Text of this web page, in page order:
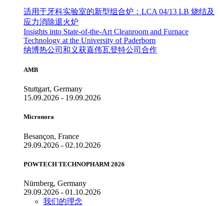
适用于牙科实验室的新型组合炉：LCA 04/13 LB 烧结及
应力消除退火炉
Insights into State-of-the-Art Cleanroom and Furnace
Technology at the University of Paderborn
纳博热公司和义获嘉伟瓦登特公司合作
AMB
Stuttgart, Germany
15.09.2026 - 19.09.2026
Micronora
Besançon, France
29.09.2026 - 02.10.2026
POWTECH TECHNOPHARM 2026
Nürnberg, Germany
29.09.2026 - 01.10.2026
我们的理念